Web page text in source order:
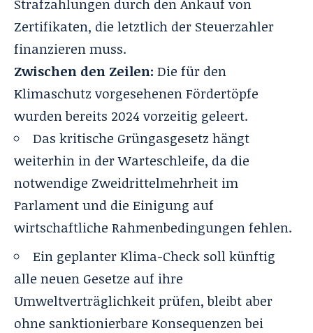
Strafzahlungen durch den Ankauf von
Zertifikaten, die letztlich der Steuerzahler
finanzieren muss.
Zwischen den Zeilen: Die für den
Klimaschutz vorgesehenen Fördertöpfe
wurden bereits 2024 vorzeitig geleert.
Das kritische Grüngasgesetz hängt
weiterhin in der Warteschleife, da die
notwendige Zweidrittelmehrheit im
Parlament und die Einigung auf
wirtschaftliche Rahmenbedingungen fehlen.
Ein geplanter Klima-Check soll künftig
alle neuen Gesetze auf ihre
Umweltverträglichkeit prüfen, bleibt aber
ohne sanktionierbare Konsequenzen bei